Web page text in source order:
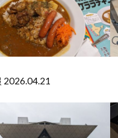
2026.04.21